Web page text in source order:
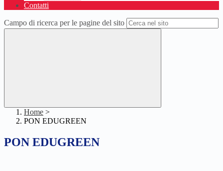
Contatti
Campo di ricerca per le pagine del sito
Home >
PON EDUGREEN
PON EDUGREEN